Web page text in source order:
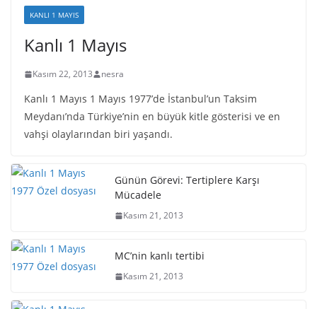
KANLI 1 MAYIS
Kanlı 1 Mayıs
Kasım 22, 2013 nesra
Kanlı 1 Mayıs 1 Mayıs 1977’de İstanbul’un Taksim
Meydanı’nda Türkiye’nin en büyük kitle gösterisi ve en
vahşi olaylarından biri yaşandı.
Günün Görevi: Tertiplere Karşı
Mücadele
Kasım 21, 2013
MC’nin kanlı tertibi
Kasım 21, 2013